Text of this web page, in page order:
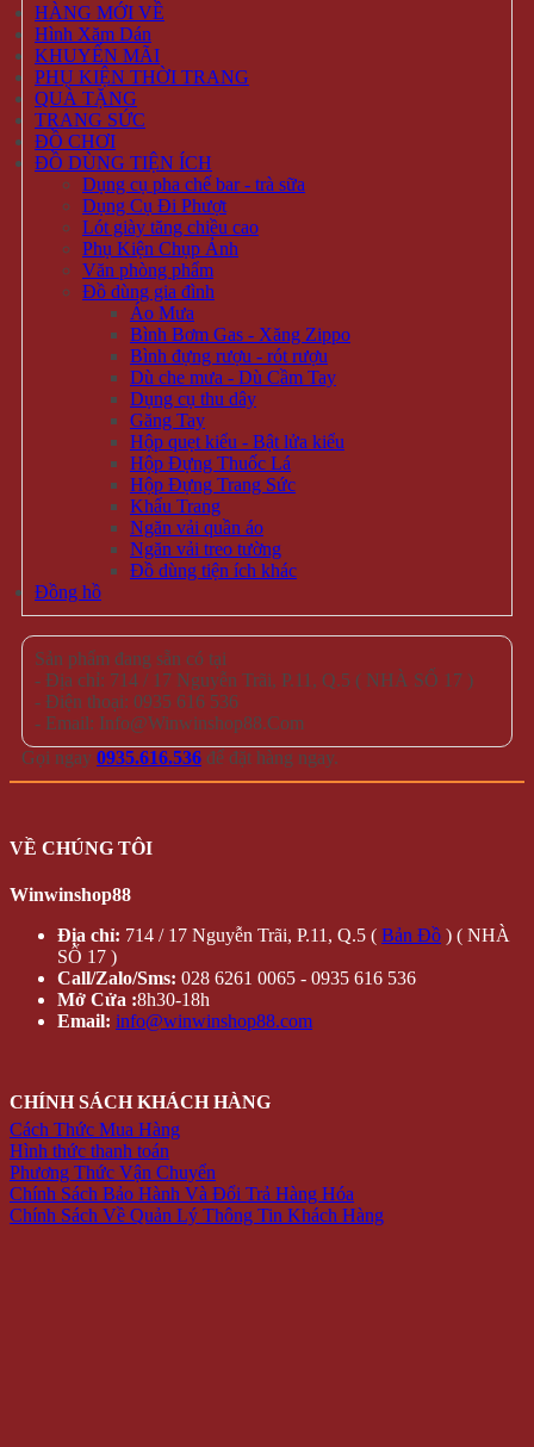
HÀNG MỚI VỀ
Hình Xăm Dán
KHUYẾN MÃI
PHỤ KIỆN THỜI TRANG
QUÀ TẶNG
TRANG SỨC
ĐỒ CHƠI
ĐỒ DÙNG TIỆN ÍCH
Dụng cụ pha chế bar - trà sữa
Dụng Cụ Đi Phượt
Lót giày tăng chiều cao
Phụ Kiện Chụp Ảnh
Văn phòng phẩm
Đồ dùng gia đình
Áo Mưa
Bình Bơm Gas - Xăng Zippo
Bình đựng rượu - rót rượu
Dù che mưa - Dù Cầm Tay
Dụng cụ thu dây
Găng Tay
Hộp quẹt kiểu - Bật lửa kiểu
Hộp Đựng Thuốc Lá
Hộp Đựng Trang Sức
Khẩu Trang
Ngăn vải quần áo
Ngăn vải treo tường
Đồ dùng tiện ích khác
Đồng hồ
Sản phẩm đang sẵn có tại
- Địa chỉ: 714 / 17 Nguyễn Trãi, P.11, Q.5 ( NHÀ SỐ 17 )
- Điện thoại: 0935 616 536
- Email: Info@Winwinshop88.Com
Gọi ngay 0935.616.536 để đặt hàng ngay.
VỀ CHÚNG TÔI
Winwinshop88
Địa chỉ: 714 / 17 Nguyễn Trãi, P.11, Q.5 ( Bản Đồ ) ( NHÀ
SỐ 17 )
Call/Zalo/Sms: 028 6261 0065 - 0935 616 536
Mở Cửa :8h30-18h
Email: info@winwinshop88.com
CHÍNH SÁCH KHÁCH HÀNG
Cách Thức Mua Hàng
Hình thức thanh toán
Phương Thức Vận Chuyển
Chính Sách Bảo Hành Và Đổi Trả Hàng Hóa
Chính Sách Về Quản Lý Thông Tin Khách Hàng